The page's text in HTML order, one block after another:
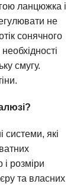
ланцюжка і
не
сонячного
смугу.
системи, які
розміри
та власних